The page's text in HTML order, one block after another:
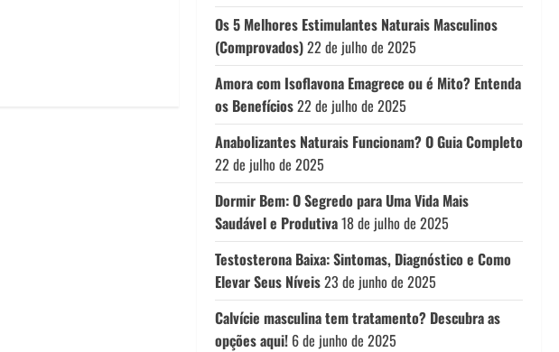
Os 5 Melhores Estimulantes Naturais Masculinos
(Comprovados)22 de julho de 2025
Amora com Isoflavona Emagrece ou é Mito? Entenda
os Benefícios22 de julho de 2025
Anabolizantes Naturais Funcionam? O Guia Completo
22 de julho de 2025
Dormir Bem: O Segredo para Uma Vida Mais
Saudável e Produtiva18 de julho de 2025
Testosterona Baixa: Sintomas, Diagnóstico e Como
Elevar Seus Níveis23 de junho de 2025
Calvície masculina tem tratamento? Descubra as
opções aqui! 6 de junho de 2025